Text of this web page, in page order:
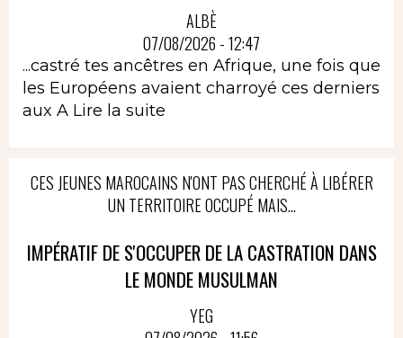
ALBÈ
07/08/2026 - 12:47
...castré tes ancêtres en Afrique, une fois que
les Européens avaient charroyé ces derniers
aux A Lire la suite
CES JEUNES MAROCAINS N'ONT PAS CHERCHÉ À LIBÉRER
UN TERRITOIRE OCCUPÉ MAIS...
IMPÉRATIF DE S'OCCUPER DE LA CASTRATION DANS
LE MONDE MUSULMAN
YEG